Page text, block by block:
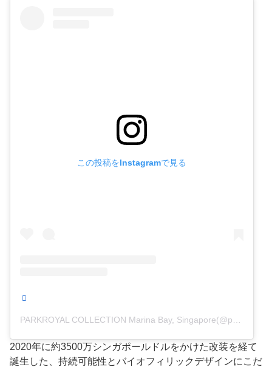
この投稿をInstagramで見る
2020年に約3500万シンガポールドルをかけた改装を経て
誕生した、持続可能性とバイオフィリックデザインにこだ